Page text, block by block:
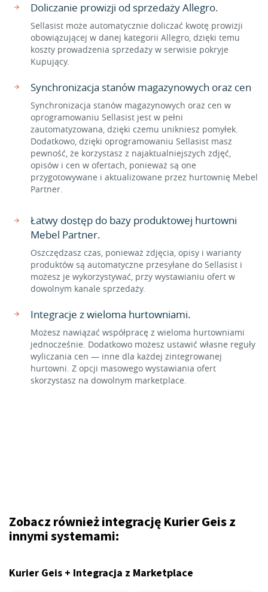
Doliczanie prowizji od sprzedaży Allegro.
Sellasist może automatycznie doliczać kwotę prowizji
obowiązującej w danej kategorii Allegro, dzięki temu
koszty prowadzenia sprzedaży w serwisie pokryje
Kupujący.
Synchronizacja stanów magazynowych oraz cen
Synchronizacja stanów magazynowych oraz cen w
oprogramowaniu Sellasist jest w pełni
zautomatyzowana, dzięki czemu unikniesz pomyłek.
Dodatkowo, dzięki oprogramowaniu Sellasist masz
pewność, że korzystasz z najaktualniejszych zdjęć,
opisów i cen w ofertach, ponieważ są one
przygotowywane i aktualizowane przez hurtownię Mebel
Partner.
Łatwy dostęp do bazy produktowej hurtowni
Mebel Partner.
Oszczędzasz czas, ponieważ zdjęcia, opisy i warianty
produktów są automatyczne przesyłane do Sellasist i
możesz je wykorzystywać, przy wystawianiu ofert w
dowolnym kanale sprzedaży.
Integracje z wieloma hurtowniami.
Możesz nawiązać współpracę z wieloma hurtowniami
jednocześnie. Dodatkowo możesz ustawić własne reguły
wyliczania cen — inne dla każdej zintegrowanej
hurtowni. Z opcji masowego wystawiania ofert
skorzystasz na dowolnym marketplace.
Zobacz również integrację Kurier Geis z
innymi systemami:
Kurier Geis + Integracja z Marketplace